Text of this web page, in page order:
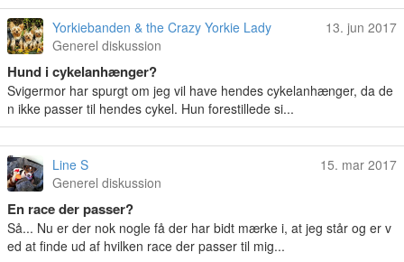
Yorkiebanden & the Crazy Yorkie Lady
Generel diskussion
13. jun 2017
Hund i cykelanhænger?
Svigermor har spurgt om jeg vil have hendes cykelanhænger, da de
n ikke passer til hendes cykel. Hun forestillede si...
Line S
Generel diskussion
15. mar 2017
En race der passer?
Så... Nu er der nok nogle få der har bidt mærke i, at jeg står og er v
ed at finde ud af hvilken race der passer til mig...